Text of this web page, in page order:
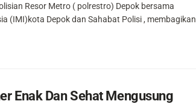
Resor Metro ( polrestro) Depok bersama
(IMI)kota Depok dan Sahabat Polisi , membagikan
Enak Dan Sehat Mengusung